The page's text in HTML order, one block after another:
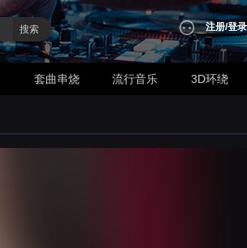
搜索 注册/登录
套曲串烧 流行音乐 3D环绕